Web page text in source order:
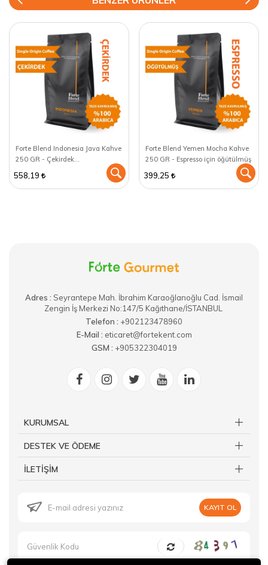
Forte Blend Indonesia Java Kahve
250 GR - Çekirdek
558,19
Forte Blend Yemen Mocha Kahve
250 GR - Espresso için öğütülmüş
399,25
Adres : ​Seyrantepe Mah. İbrahim Karaoğlanoğlu Cad. İsmail
Zengin İş Merkezi No:147/5 Kağıthane/İSTANBUL
Telefon : +902123478960
E-Mail : eticaret@fortekent.com
GSM : +905322304019
KURUMSAL
DESTEK VE ÖDEME
İLETİŞİM
KAYIT OL